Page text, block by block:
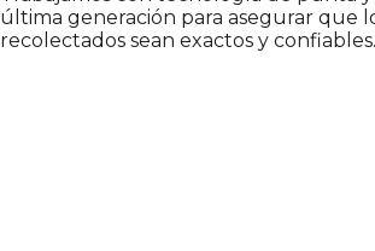
última generación para asegurar que
recolectados sean exactos y confiables.